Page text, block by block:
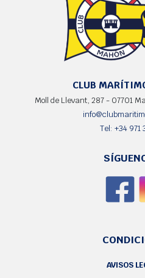
CLUB
Moll de Llevant, 287 - 07701
Tel: +34 971
AVISOS